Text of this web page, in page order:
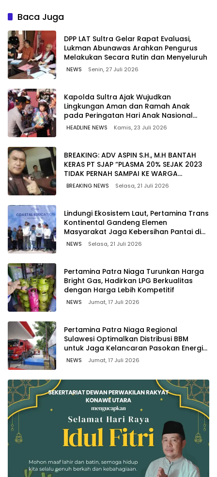
Lebih Kompetitif
Baca Juga
‎DPP LAT Sultra Gelar Rapat Evaluasi,
Lukman Abunawas Arahkan Pengurus
Melakukan Secara Rutin dan Menyeluruh
NEWS Senin, 27 Juli 2026
Kapolda Sultra Ajak Wujudkan
Lingkungan Aman dan Ramah Anak
pada Peringatan Hari Anak Nasional
2026
HEADLINE NEWS Kamis, 23 Juli 2026
BREAKING: ADV ASPIN S.H., M.H BANTAH
KERAS PT SJAP “PLASMA 20% SEJAK 2023
TIDAK PERNAH SAMPAI KE WARGA
WAWOONE!
BREAKING NEWS Selasa, 21 Juli 2026
Lindungi Ekosistem Laut, Pertamina Trans
Kontinental Gandeng Elemen
Masyarakat Jaga Kebersihan Pantai di
Bitung, Sulawesi
NEWS Selasa, 21 Juli 2026
Pertamina Patra Niaga Turunkan Harga
Bright Gas, Hadirkan LPG Berkualitas
dengan Harga Lebih Kompetitif
NEWS Jumat, 17 Juli 2026
Pertamina Patra Niaga Regional
Sulawesi Optimalkan Distribusi BBM
untuk Jaga Kelancaran Pasokan Energi
di Seluruh Wilayah Sulawesi
NEWS Jumat, 17 Juli 2026